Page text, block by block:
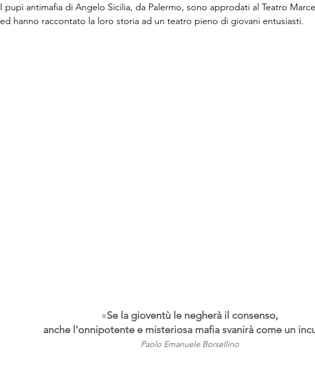
I pupi antimafia di Angelo Sicilia, da Palermo, sono approdati al Teatro
ed hanno raccontato la loro storia ad un teatro pieno di giovani entusiasti.
«Se la gioventù le negherà il consenso,
anche l'onnipotente e misteriosa mafia svanirà come un
Paolo Emanuele Borsellino